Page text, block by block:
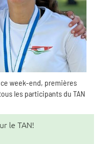
week-end, premières
les participants du TAN
le TAN!